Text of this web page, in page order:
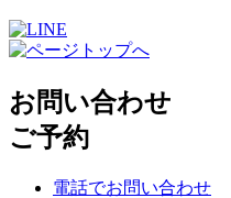
お問い合わせ
ご予約
電話でお問い合わせ